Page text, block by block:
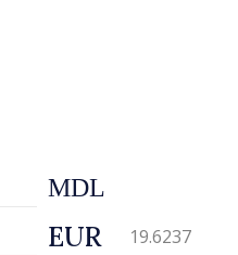
MDL
EUR 19.6237